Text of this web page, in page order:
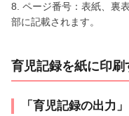
8. ページ番号：表紙、裏
部に記載されます。
育児記録を紙に印刷
「育児記録の出力